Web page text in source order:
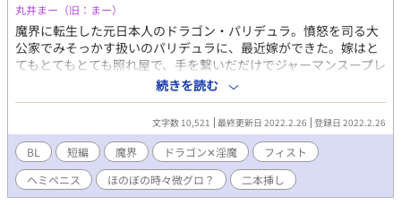
丸井まー（旧：まー）
魔界に転生した元日本人のドラゴン・パリデュラ。憤怒を司る大
公家でみそっかす扱いのパリデュラに、最近嫁ができた。嫁はと
てもとてもとても照れ屋で、手を繋いだだけでジャーマンスープレ
ックスをかましてくる淫魔である。 バーサーカーな嫁アスモとイ
チャイチャセックスをしたいパリデュラのお話。 元日本人ドラゴ
ン✕照れ屋なバーサーカー淫魔。 ※喉イキ、スライム拡張、フィ
スト、ヘミペニス、結腸姦、潮吹き、二本挿し、微グロ？が含ま
れます。苦手な方はご注意ください。 ※ムーンライトノベルズさ
んでも公開しております。
続きを読む
文字数 10,521 最終更新日 2022.2.26 登録日 2022.2.26
BL 短編 魔界 ドラゴン✕淫魔
フィスト
ヘミペニス
ほのぼの時々微グロ？ 二本挿し